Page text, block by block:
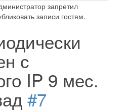
запретил
записи гостям.
с
IP 9 мес.
#7